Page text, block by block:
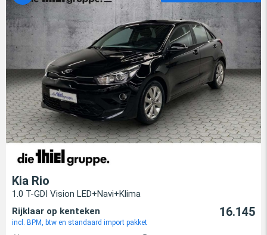
Kia Rio
1.0 T-GDI Vision LED+Navi+Klima
Rijklaar op kenteken
incl. BPM, btw en standaard import pakket
16.145